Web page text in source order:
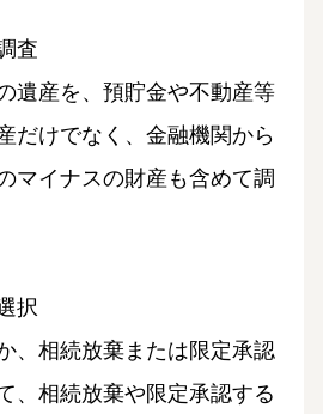
査
遺産を、預貯金や不動産等
だけでなく、金融機関から
マイナスの財産も含めて調
択
、相続放棄または限定承認
、相続放棄や限定承認する